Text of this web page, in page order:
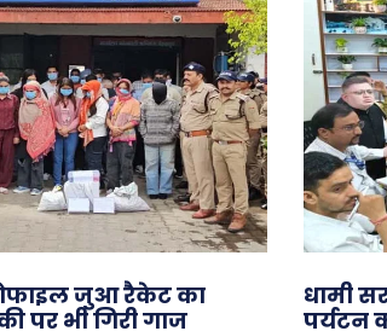
जुआ रैकेट का
पर भी गिरी गाज
धामी
पर्यटन